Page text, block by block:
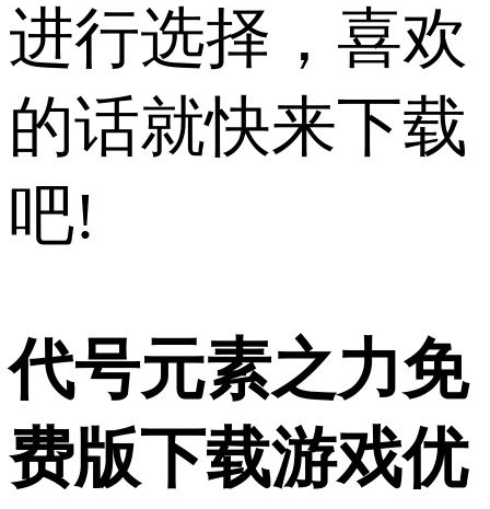
进行选择，喜欢
的话就快来下载
吧!
代号元素之力免
费版下载游戏优